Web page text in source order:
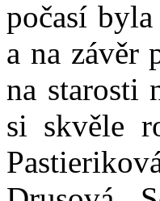
počasí
a na závěr
na starosti
si skvěle